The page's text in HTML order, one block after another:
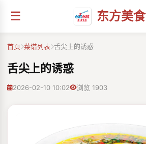
☰ 东方美食
首页 菜谱列表 舌尖上的诱惑
舌尖上的诱惑
2026-02-10 10:02 浏览 1903